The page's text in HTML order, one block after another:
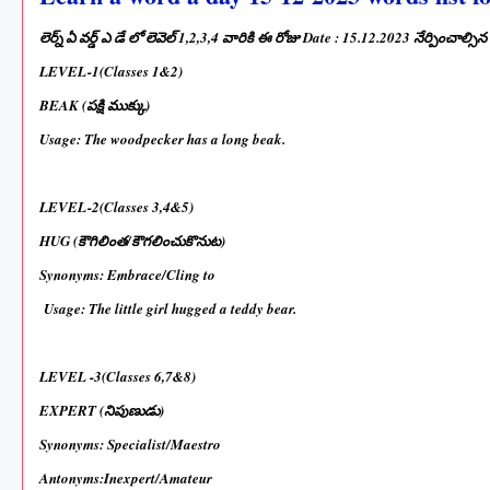
లెర్న్ ఏ వర్డ్ ఎ డే లో లెవెల్ 1,2,3,4 వారికి ఈ రోజు Date : 15.12.2023
LEVEL-1(Classes 1&2)
BEAK (పక్షి ముక్కు)
Usage: The woodpecker has a long beak.
LEVEL-2(Classes 3,4&5)
HUG (కౌగిలింత/కౌగలించుకొనుట)
Synonyms: Embrace/Cling to
Usage: The little girl hugged a teddy bear.
LEVEL -3(Classes 6,7&8)
EXPERT (నిపుణుడు)
Synonyms: Specialist/Maestro
Antonyms:Inexpert/Amateur